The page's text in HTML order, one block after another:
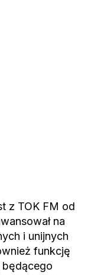
z TOK FM od
na
i unijnych
funkcję
będącego